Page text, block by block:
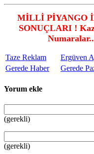
MİLLİ PİYANGO
SONUÇLARI !
Taze Reklam Ergüven
Gerede Haber
Gerede
Yorum ekle
(gerekli)
(gerekli)